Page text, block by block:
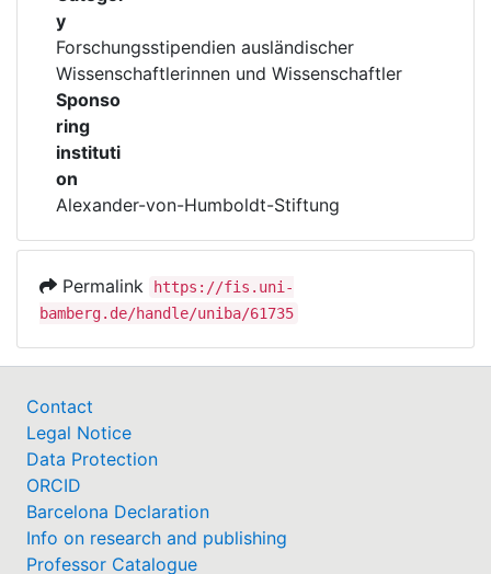
Laufzeit: 01.02.2020 - 30.11.2022
y
Forschungsstipendien ausländischer
Wissenschaftlerinnen und Wissenschaftler
Sponso
ring
instituti
on
Alexander-von-Humboldt-Stiftung
Permalink
https://fis.uni-
bamberg.de/handle/uniba/61735
Contact
Legal Notice
Data Protection
ORCID
Barcelona Declaration
Info on research and publishing
Professor Catalogue